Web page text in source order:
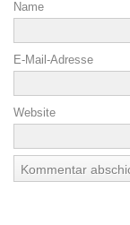
Name
E-Mail-Adresse
Website